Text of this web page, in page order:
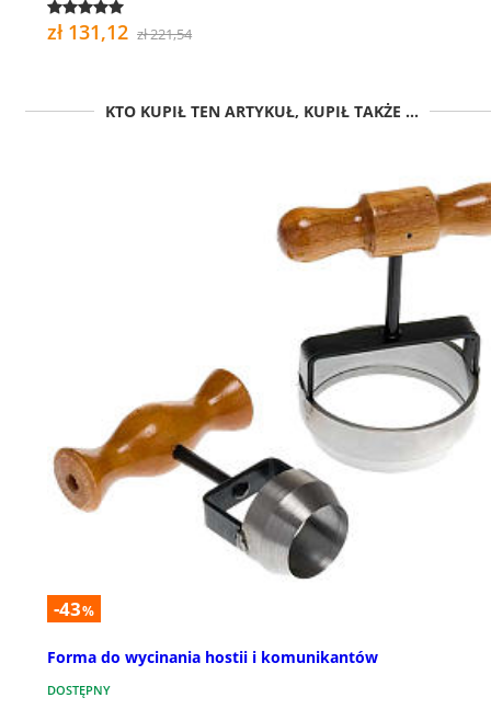
zł 131,12 zł 221,54
KTO KUPIŁ TEN ARTYKUŁ, KUPIŁ TAKŻE ...
-43%
Forma do wycinania hostii i komunikantów
DOSTĘPNY